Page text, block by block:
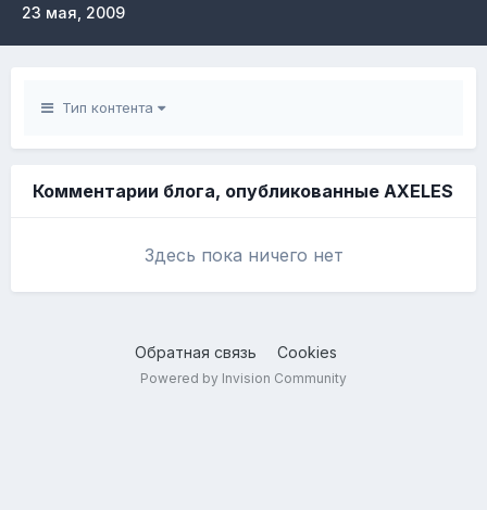
23 мая, 2009
Тип контента
Комментарии блога, опубликованные AXELES
Здесь пока ничего нет
Обратная связь Cookies
Powered by Invision Community